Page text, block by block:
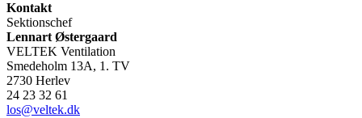
Kontakt
Sektionschef
Lennart Østergaard
VELTEK Ventilation
Smedeholm 13A, 1. TV
2730 Herlev
24 23 32 61
los@veltek.dk